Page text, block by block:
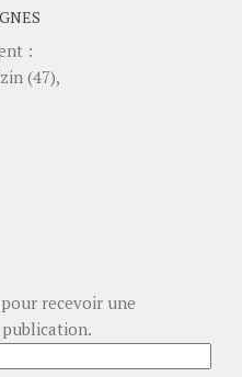
:
(47),
recevoir une